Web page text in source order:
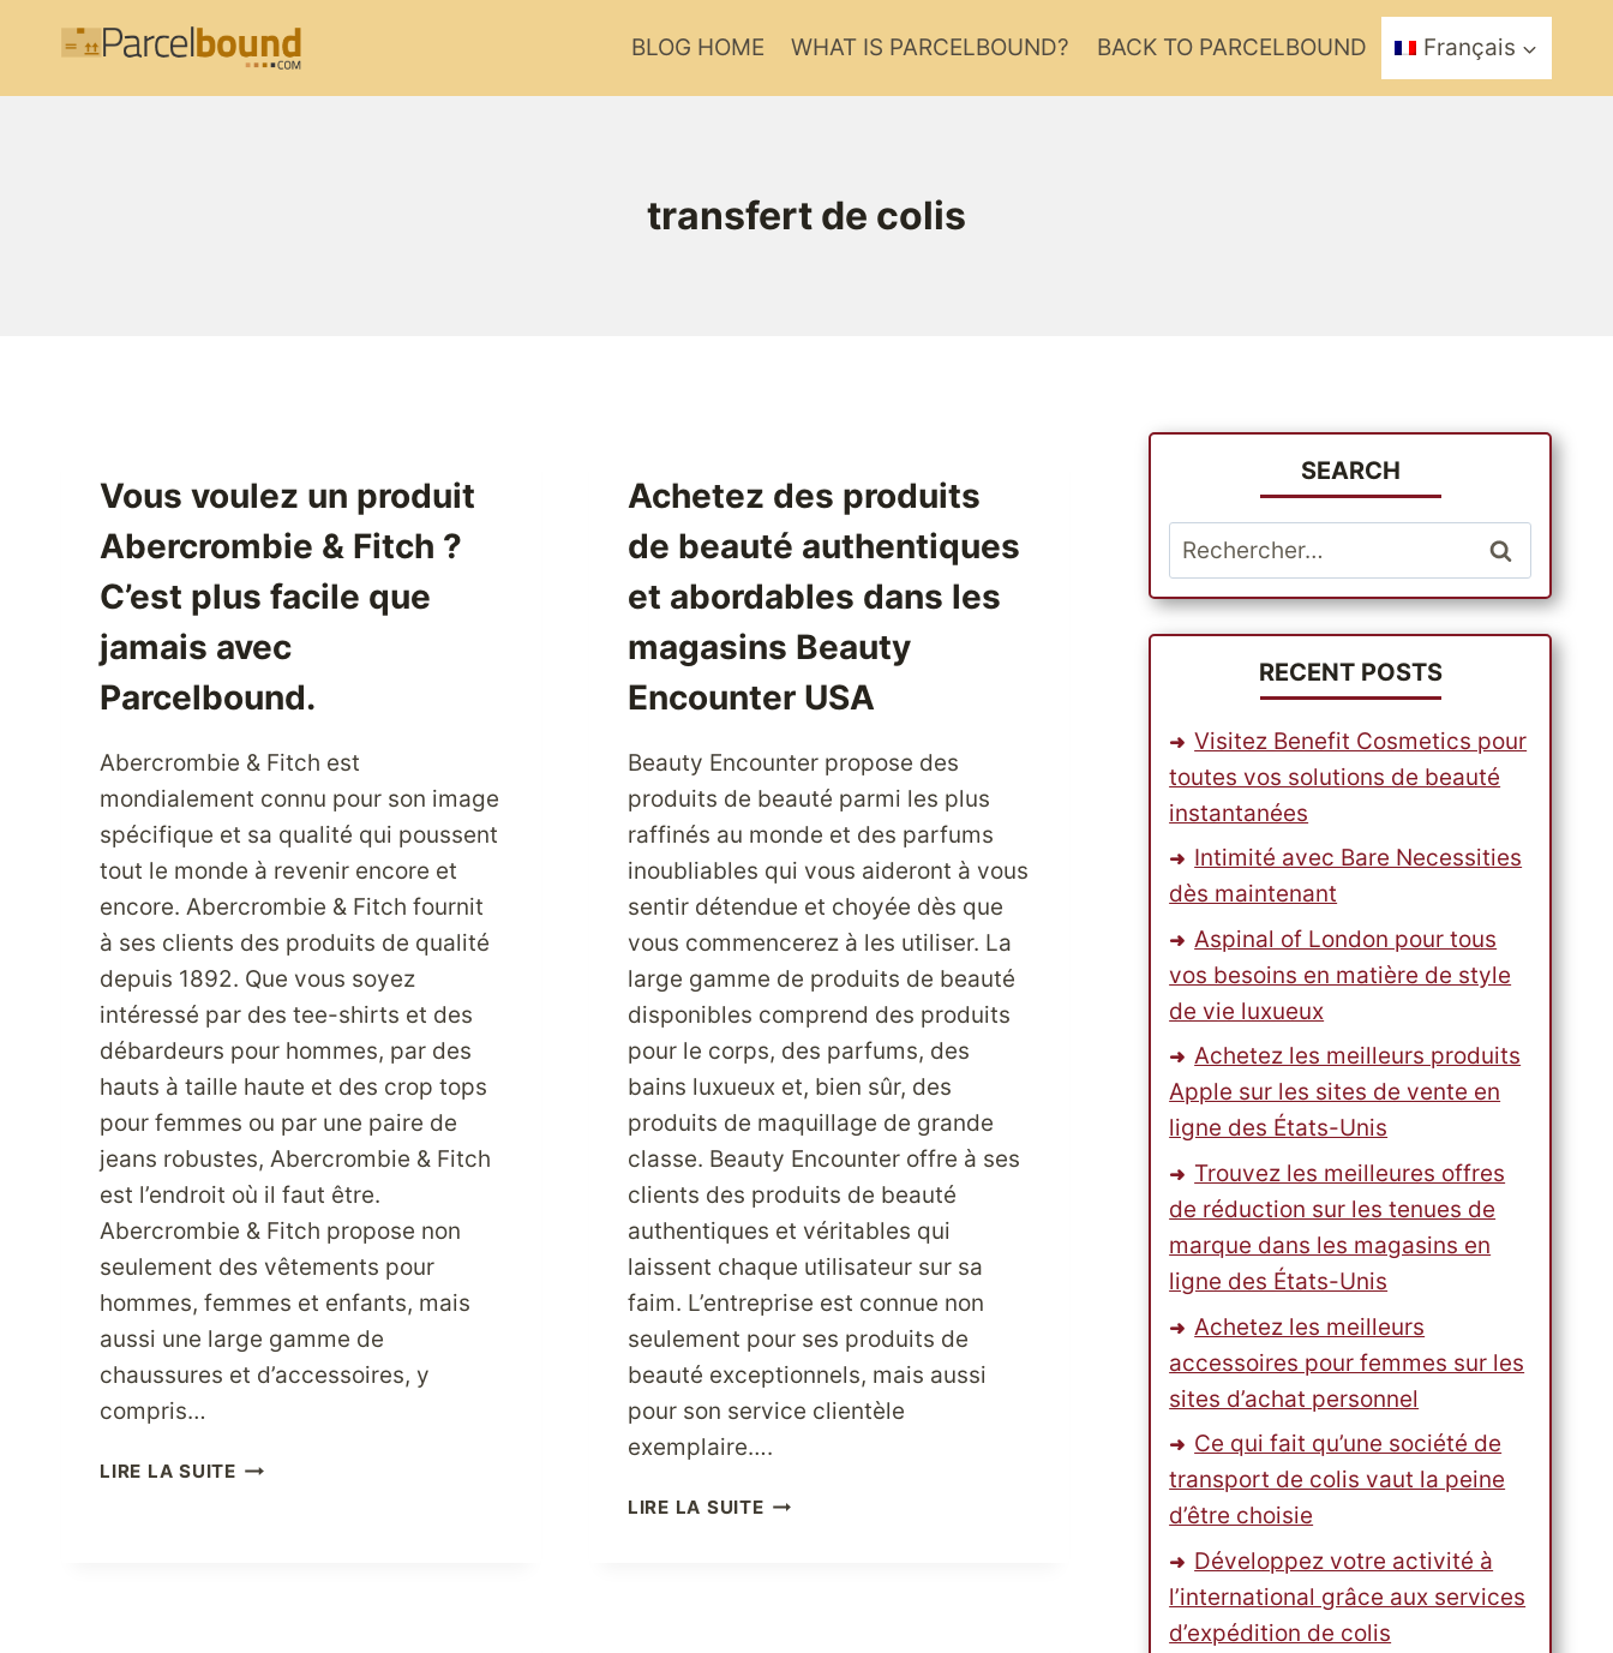
BLOG HOME WHAT IS PARCELBOUND? BACK TO PARCELBOUND Français
transfert de colis
Vous voulez un produit
Abercrombie & Fitch ?
C’est plus facile que
jamais avec
Parcelbound.
Abercrombie & Fitch est
mondialement connu pour son image
spécifique et sa qualité qui poussent
tout le monde à revenir encore et
encore. Abercrombie & Fitch fournit
à ses clients des produits de qualité
depuis 1892. Que vous soyez
intéressé par des tee-shirts et des
débardeurs pour hommes, par des
hauts à taille haute et des crop tops
pour femmes ou par une paire de
jeans robustes, Abercrombie & Fitch
est l’endroit où il faut être.
Abercrombie & Fitch propose non
seulement des vêtements pour
hommes, femmes et enfants, mais
aussi une large gamme de
chaussures et d’accessoires, y
compris…
LIRE LA SUITEVOUS
Achetez des produits
de beauté authentiques
et abordables dans les
magasins Beauty
Encounter USA
Beauty Encounter propose des
produits de beauté parmi les plus
raffinés au monde et des parfums
inoubliables qui vous aideront à vous
sentir détendue et choyée dès que
vous commencerez à les utiliser. La
large gamme de produits de beauté
disponibles comprend des produits
pour le corps, des parfums, des
bains luxueux et, bien sûr, des
produits de maquillage de grande
classe. Beauty Encounter offre à ses
clients des produits de beauté
authentiques et véritables qui
laissent chaque utilisateur sur sa
faim. L’entreprise est connue non
seulement pour ses produits de
beauté exceptionnels, mais aussi
pour son service clientèle
exemplaire….
LIRE LA SUITEACHETEZ
SEARCH
Rechercher :
RECENT POSTS
Visitez Benefit Cosmetics pour
toutes vos solutions de beauté
instantanées
Intimité avec Bare Necessities
dès maintenant
Aspinal of London pour tous
vos besoins en matière de style
de vie luxueux
Achetez les meilleurs produits
Apple sur les sites de vente en
ligne des États-Unis
Trouvez les meilleures offres
de réduction sur les tenues de
marque dans les magasins en
ligne des États-Unis
Achetez les meilleurs
accessoires pour femmes sur les
sites d’achat personnel
Ce qui fait qu’une société de
transport de colis vaut la peine
d’être choisie
Développez votre activité à
l’international grâce aux services
d’expédition de colis